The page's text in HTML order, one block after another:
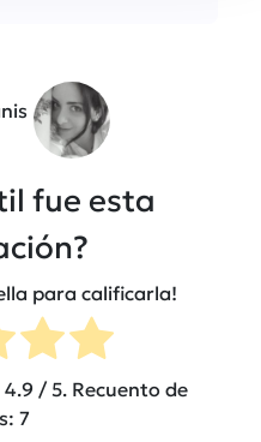
fue esta
para calificarla!
4.9 / 5. Recuento de
7